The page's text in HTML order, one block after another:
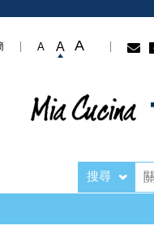
A A A
搜尋